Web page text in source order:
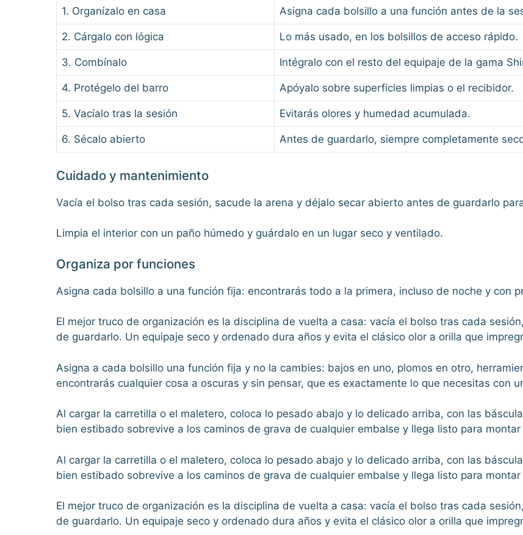
1. Organízalo en casa Asigna cada bolsillo a una función antes de la
2. Cárgalo con lógica Lo más usado, en los bolsillos de acceso rápido.
3. Combínalo Intégralo con el resto del equipaje de la gama
4. Protégelo del barro Apóyalo sobre superficies limpias o el recibidor.
5. Vacíalo tras la sesión Evitarás olores y humedad acumulada.
6. Sécalo abierto Antes de guardarlo, siempre completamente
Cuidado y mantenimiento
Vacía el bolso tras cada sesión, sacude la arena y déjalo secar abierto antes de guardarlo
Limpia el interior con un paño húmedo y guárdalo en un lugar seco y ventilado.
Organiza por funciones
Asigna cada bolsillo a una función fija: encontrarás todo a la primera, incluso de noche y con
El mejor truco de organización es la disciplina de vuelta a casa: vacía el bolso tras cada
de guardarlo. Un equipaje seco y ordenado dura años y evita el clásico olor a orilla que
Asigna a cada bolsillo una función fija y no la cambies: bajos en uno, plomos en otro,
encontrarás cualquier cosa a oscuras y sin pensar, que es exactamente lo que necesitas con
Al cargar la carretilla o el maletero, coloca lo pesado abajo y lo delicado arriba, con las
bien estibado sobrevive a los caminos de grava de cualquier embalse y llega listo para
Al cargar la carretilla o el maletero, coloca lo pesado abajo y lo delicado arriba, con las
bien estibado sobrevive a los caminos de grava de cualquier embalse y llega listo para
El mejor truco de organización es la disciplina de vuelta a casa: vacía el bolso tras cada
de guardarlo. Un equipaje seco y ordenado dura años y evita el clásico olor a orilla que